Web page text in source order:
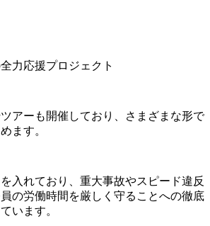
力応援プロジェクト
アーも開催しており、さまざまな形で
ます。
入れており、重大事故やスピード違反
の労働時間を厳しく守ることへの徹底
います。